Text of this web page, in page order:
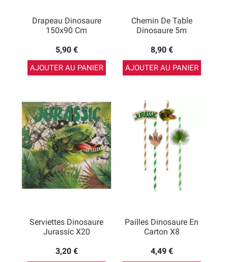
Drapeau Dinosaure
150x90 Cm
5,90 €
AJOUTER AU PANIER
Chemin De Table
Dinosaure 5m
8,90 €
AJOUTER AU PANIER
Serviettes Dinosaure
Jurassic X20
3,20 €
Pailles Dinosaure En
Carton X8
4,49 €